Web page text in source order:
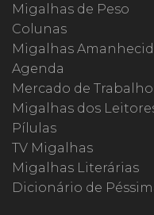
Migalhas de Peso
Colunas
Migalhas
Agenda
Mercado de Trabalho
Migalhas dos
Pílulas
TV Migalhas
Migalhas Literárias
Dicionário de